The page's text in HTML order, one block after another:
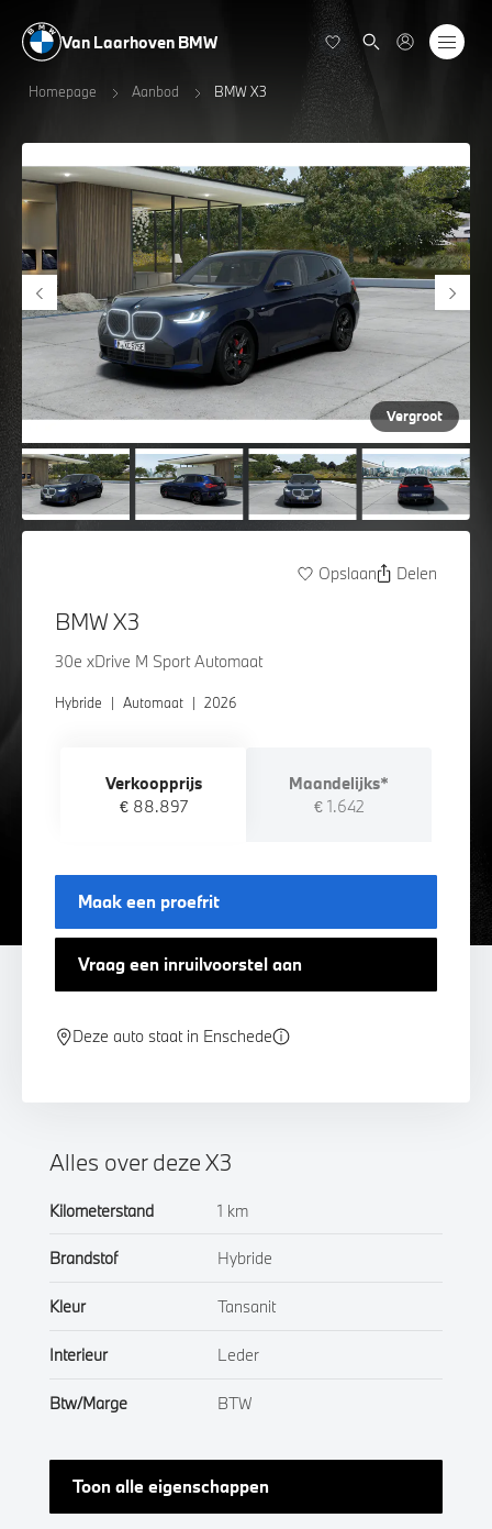
Van Laarhoven BMW
Homepage Aanbod BMW X3
Vergroot
Opslaan Delen
BMW X3
30e xDrive M Sport Automaat
Hybride | Automaat | 2026
Verkoopprijs
€ 88.897
Maandelijks*
€ 1.642
Maak een proefrit
Vraag een inruilvoorstel aan
Deze auto staat in Enschede
Alles over deze X3
Kilometerstand 1 km
Brandstof Hybride
Kleur Tansanit
Interieur Leder
Btw/Marge BTW
Toon alle eigenschappen